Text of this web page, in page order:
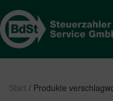
Start / Produkte